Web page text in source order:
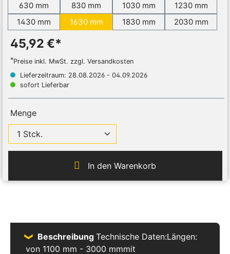
630 mm 830 mm 1030 mm
1230 mm
1430 mm
1630 mm 1830 mm 2030 mm
45,92 €*
*Preise inkl. MwSt. zzgl. Versandkosten
Lieferzeitraum: 28.08.2026 - 04.09.2026
sofort Lieferbar
Menge
In den Warenkorb
Beschreibung Technische Daten:Längen:
von 1100 mm - 3000 mmmit